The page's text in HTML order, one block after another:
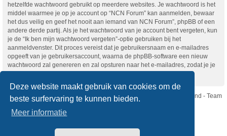
Deze website maakt gebruik van cookies om de
beste surfervaring te kunnen bieden.
Meer informatie
hetzelfde wachtwoord gebruikt op meerdere websites. Je wachtwoord is het
middel waarmee je op je account op “NCN Forum” kan aanmelden, bewaar
het dus veilig en geef het nooit aan iemand van NCN Forum”, phpBB of een
andere derde partij. Als je het wachtwoord van je account bent vergeten, kun
je de “Ik ben mijn wachtwoord vergeten”-optie gebruiken bij het
aanmeldvenster. Dit proces vereist dat je gebruikersnaam en e-mailadres
opgeeft van je gebruikersaccount, waarna de phpBB-software een nieuw
wachtwoord zal genereren en zal opsturen naar het e-mailadres, zodat je je
opnieuw kunt aanmelden.
Nikon Club Nederland - Team
Forum
Copyright © Nikon Club Nederland 2023